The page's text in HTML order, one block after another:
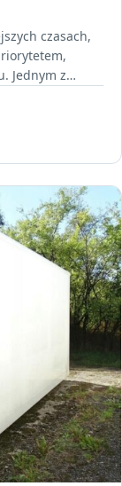
czasach,
Jednym z